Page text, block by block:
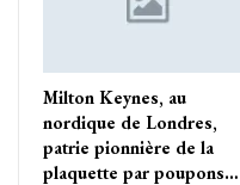
Milton Keynes, au
nordique de Londres,
patrie pionnière de la
plaquette par poupons…